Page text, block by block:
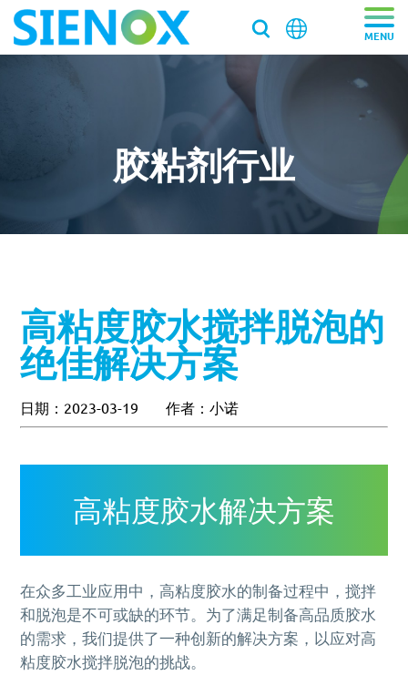
加入施诺斯
我们新鲜事
国际品牌三轴点胶机选择施诺斯配套
离心脱泡机的工作原理及作用
产品中心
离心脱泡机
实验室/科研机构小型静音离心除泡设备 SIE-C012
真空脱泡搅拌机SIE‑MIX1000plus
行星式脱泡机SIE‑MIX60 公转自转真空脱泡搅拌机
大容量真空脱泡搅拌机SIE‑MIX2000
MORE+
实验均质机
高速乳化均质机 实验室高速搅拌分散机
多工位球磨混料机 实验室球磨机
加压/真空脱泡机
真空脱泡机SIE-ZK300,适用于大多数胶水、油墨
电池浆料搅拌机
行星搅拌机 SIE-ME050 锂电池浆料搅拌脱泡机
相关配套辅品
全自动点胶机 精密点胶机设备
解决方案
粉末材料
胶水材料
医药凝胶材料搅拌脱泡解决方案
消费电子
银浆材料
胶水材料
高粘度胶水脱泡解决方案
MORE+
胶粘剂行业
膏体材料
半导体/封装行业
液体材料
LED原材
电池浆料
MORE+
其他应用
化妆品原料
寄样测试
寄送样品进行工艺实验
专业实验室租借服务
脱泡机的作用是什么？
售后服务怎么样？
为什么要选择施诺斯？
MORE+
新闻资讯
新闻资讯
揭秘真空脱泡机如何进行胶水脱泡
行星式脱泡机的广泛应用领域
联系我们020-87548184
保持联系
广州市黄埔区骏功路22号B栋4楼
胶粘剂行业
高粘度胶水搅拌脱泡的
绝佳解决方案
日期：2023-03-19 作者：小诺
高粘度胶水解决方案
在众多工业应用中，高粘度胶水的制备过程中，搅拌
和脱泡是不可或缺的环节。为了满足制备高品质胶水
的需求，我们提供了一种创新的解决方案，以应对高
粘度胶水搅拌脱泡的挑战。